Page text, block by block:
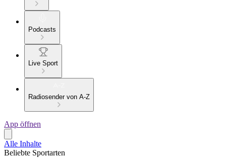
Podcasts
Live Sport
Radiosender von A-Z
App öffnen
Alle Inhalte
Beliebte Sportarten